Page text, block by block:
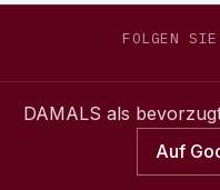
FOLGEN SIE
DAMALS als
Auf